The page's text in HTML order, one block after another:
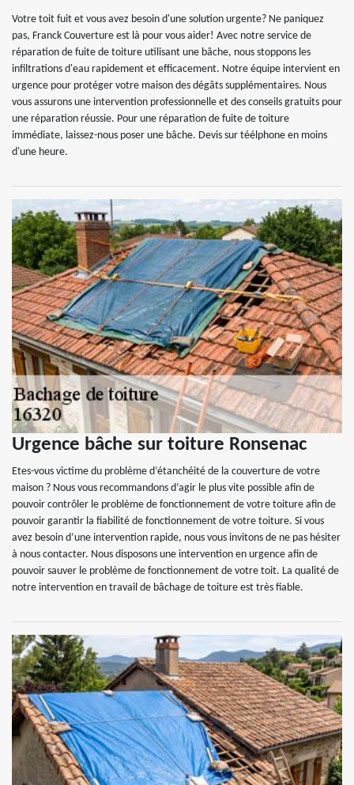
Votre toit fuit et vous avez besoin d'une solution urgente? Ne paniquez
pas, Franck Couverture est là pour vous aider! Avec notre service de
réparation de fuite de toiture utilisant une bâche, nous stoppons les
infiltrations d'eau rapidement et efficacement. Notre équipe intervient en
urgence pour protéger votre maison des dégâts supplémentaires. Nous
vous assurons une intervention professionnelle et des conseils gratuits pour
une réparation réussie. Pour une réparation de fuite de toiture
immédiate, laissez-nous poser une bâche. Devis sur téélphone en moins
d'une heure.
Urgence bâche sur toiture Ronsenac
Etes-vous victime du problème d’étanchéité de la couverture de votre
maison ? Nous vous recommandons d’agir le plus vite possible afin de
pouvoir contrôler le problème de fonctionnement de votre toiture afin de
pouvoir garantir la fiabilité de fonctionnement de votre toiture. Si vous
avez besoin d’une intervention rapide, nous vous invitons de ne pas hésiter
à nous contacter. Nous disposons une intervention en urgence afin de
pouvoir sauver le problème de fonctionnement de votre toit. La qualité de
notre intervention en travail de bâchage de toiture est très fiable.